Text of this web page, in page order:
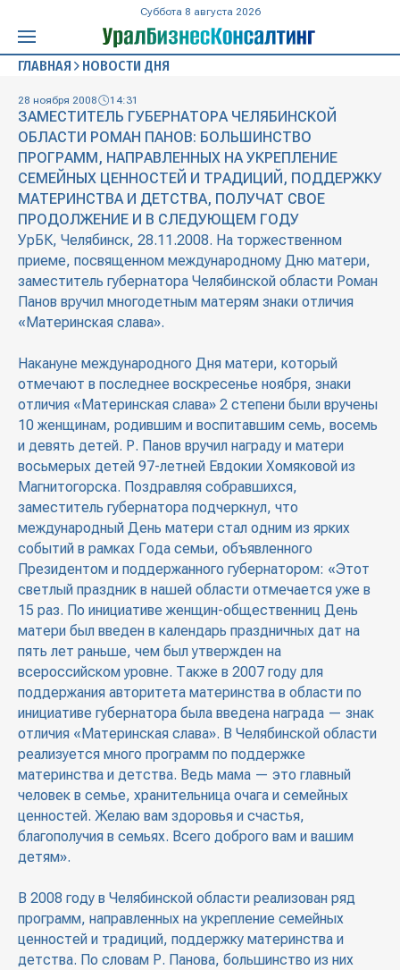
Суббота 8 августа 2026
ГЛАВНАЯ НОВОСТИ ДНЯ
28 ноября 2008 14:31
ЗАМЕСТИТЕЛЬ ГУБЕРНАТОРА ЧЕЛЯБИНСКОЙ
ОБЛАСТИ РОМАН ПАНОВ: БОЛЬШИНСТВО
ПРОГРАММ, НАПРАВЛЕННЫХ НА УКРЕПЛЕНИЕ
СЕМЕЙНЫХ ЦЕННОСТЕЙ И ТРАДИЦИЙ, ПОДДЕРЖКУ
МАТЕРИНСТВА И ДЕТСТВА, ПОЛУЧАТ СВОЕ
ПРОДОЛЖЕНИЕ И В СЛЕДУЮЩЕМ ГОДУ
УрБК, Челябинск, 28.11.2008. На торжественном
приеме, посвященном международному Дню матери,
заместитель губернатора Челябинской области Роман
Панов вручил многодетным матерям знаки отличия
«Материнская слава».
Накануне международного Дня матери, который
отмечают в последнее воскресенье ноября, знаки
отличия «Материнская слава» 2 степени были вручены
10 женщинам, родившим и воспитавшим семь, восемь
и девять детей. Р. Панов вручил награду и матери
восьмерых детей 97-летней Евдокии Хомяковой из
Магнитогорска. Поздравляя собравшихся,
заместитель губернатора подчеркнул, что
международный День матери стал одним из ярких
событий в рамках Года семьи, объявленного
Президентом и поддержанного губернатором: «Этот
светлый праздник в нашей области отмечается уже в
15 раз. По инициативе женщин-общественниц День
матери был введен в календарь праздничных дат на
пять лет раньше, чем был утвержден на
всероссийском уровне. Также в 2007 году для
поддержания авторитета материнства в области по
инициативе губернатора была введена награда — знак
отличия «Материнская слава». В Челябинской области
реализуется много программ по поддержке
материнства и детства. Ведь мама — это главный
человек в семье, хранительница очага и семейных
ценностей. Желаю вам здоровья и счастья,
благополучия в семьях. Всего доброго вам и вашим
детям».
В 2008 году в Челябинской области реализован ряд
программ, направленных на укрепление семейных
ценностей и традиций, поддержку материнства и
детства. По словам Р. Панова, большинство из них